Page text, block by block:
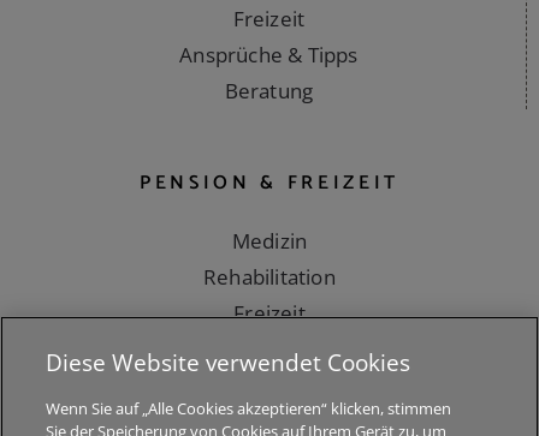
Rehabilitation
Freizeit
Ansprüche & Tipps
Medizin
Rehabilitation
Beratung
Diese Website verwendet Cookies
Wenn Sie auf „Alle Cookies akzeptieren“ klicken, stimmen
Sie der Speicherung von Cookies auf Ihrem Gerät zu, um